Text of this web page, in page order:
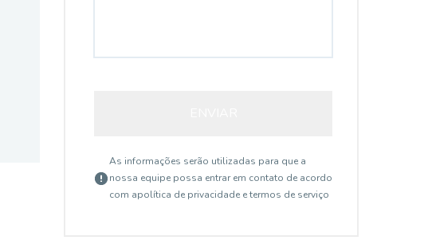
As informações serão utilizadas para que a
nossa equipe possa entrar em contato de acordo
com apolítica de privacidade e termos de serviço